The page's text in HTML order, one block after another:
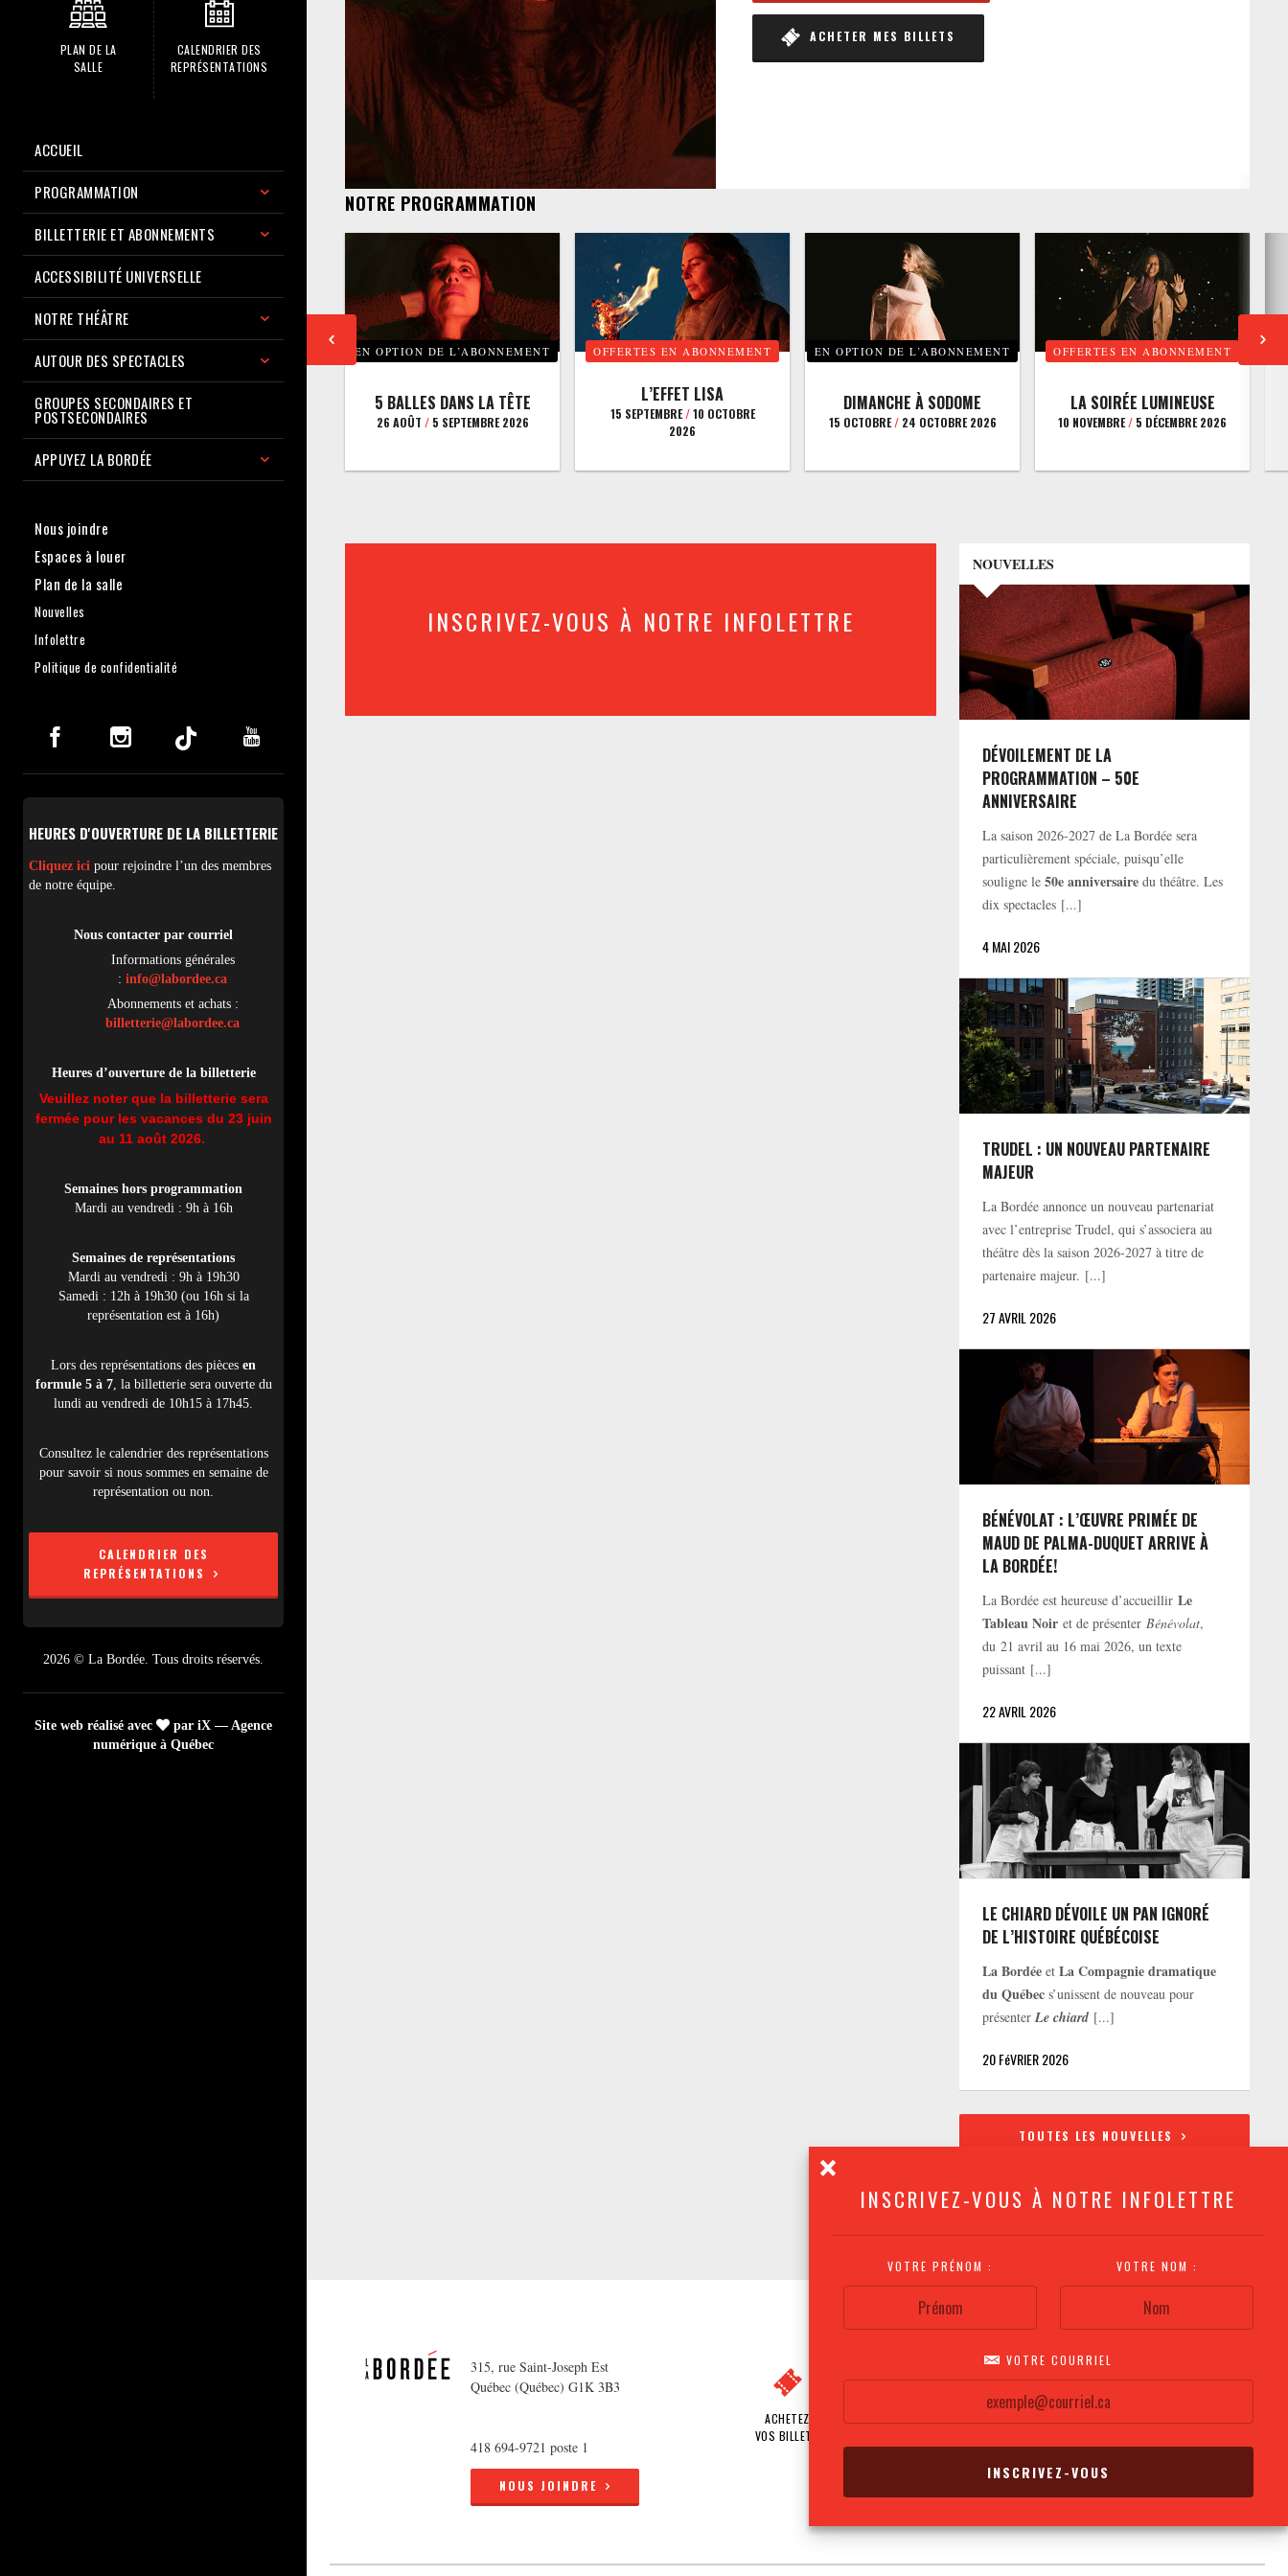
INSCRIVEZ-VOUS À NOTRE INFOLETTRE
VOTRE PRÉNOM : VOTRE NOM :
VOTRE COURRIEL
PLAN DE LA
SALLE
CALENDRIER DES
REPRÉSENTATIONS
ACCUEIL
PROGRAMMATION
BILLETTERIE ET ABONNEMENTS
ACCESSIBILITÉ UNIVERSELLE
NOTRE THÉÂTRE
AUTOUR DES SPECTACLES
GROUPES SECONDAIRES ET
POSTSECONDAIRES
APPUYEZ LA BORDÉE
Nous joindre
Espaces à louer
Plan de la salle
Nouvelles
Infolettre
Politique de confidentialité
HEURES D'OUVERTURE DE LA BILLETTERIE
Cliquez ici pour rejoindre l’un des membres
de notre équipe.
Nous contacter par courriel
Informations générales
: info@labordee.ca
Abonnements et achats :
billetterie@labordee.ca
Heures d’ouverture de la billetterie
Veuillez noter que la billetterie sera
fermée pour les vacances du 23 juin
au 11 août 2026.
Semaines hors programmation
Mardi au vendredi : 9h à 16h
Semaines de représentations
Mardi au vendredi : 9h à 19h30
Samedi : 12h à 19h30 (ou 16h si la
représentation est à 16h)
Lors des représentations des pièces en
formule 5 à 7, la billetterie sera ouverte du
lundi au vendredi de 10h15 à 17h45.
Consultez le calendrier des représentations
pour savoir si nous sommes en semaine de
représentation ou non.
CALENDRIER DES
REPRÉSENTATIONS
2026 © La Bordée. Tous droits réservés.
Site web réalisé avec
par iX — Agence
numérique à Québec
ACHETER MES BILLETS
NOTRE PROGRAMMATION
EN OPTION DE L’ABONNEMENT
5 BALLES DANS LA TÊTE
26 AOÛT /5 SEPTEMBRE 2026
OFFERTES EN ABONNEMENT
L’EFFET LISA
15 SEPTEMBRE/10 OCTOBRE
2026
EN OPTION DE L’ABONNEMENT
DIMANCHE À SODOME
15 OCTOBRE/24 OCTOBRE 2026
OFFERTES EN ABONNEMENT
LA SOIRÉE LUMINEUSE
10 NOVEMBRE/ 5 DÉCEMBRE 2026
INSCRIVEZ-VOUS À NOTRE INFOLETTRE
NOUVELLES
DÉVOILEMENT DE LA
PROGRAMMATION – 50E
ANNIVERSAIRE
La saison 2026-2027 de La Bordée sera
particulièrement spéciale, puisqu’elle
souligne le50e anniversaire du théâtre. Les
dix spectacles [...]
4 MAI 2026
TRUDEL : UN NOUVEAU PARTENAIRE
MAJEUR
La Bordée annonce un nouveau partenariat
avec l’entreprise Trudel, qui s’associera au
théâtre dès la saison 2026-2027 à titre de
partenaire majeur. [...]
27 AVRIL 2026
BÉNÉVOLAT : L’ŒUVRE PRIMÉE DE
MAUD DE PALMA-DUQUET ARRIVE À
LA BORDÉE!
La Bordée est heureuse d’accueillirLe
Tableau Noir et de présenterBénévolat,
du 21 avril au 16 mai 2026, un texte
puissant [...]
22 AVRIL 2026
LE CHIARD DÉVOILE UN PAN IGNORÉ
DE L’HISTOIRE QUÉBÉCOISE
La Bordée etLa Compagnie dramatique
du Québec s’unissent de nouveau pour
présenterLe chiard [...]
20 FéVRIER 2026
TOUTES LES NOUVELLES
315, rue Saint-Joseph Est
Québec (Québec) G1K 3B3
418 694-9721 poste 1
NOUS JOINDRE
ACHETEZ
VOS BILLETS